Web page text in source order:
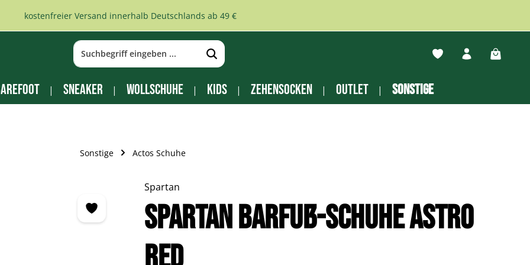
kostenfreier Versand innerhalb Deutschlands ab 49 €
Du hast 0 Produkte
Sneaker Wollschuhe Kids Zehensocken Outlet Sonstige
Sonstige Actos Schuhe
Spartan
Spartan Barfuß-Schuhe Astro